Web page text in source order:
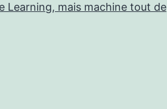
Learning, mais machine tout de